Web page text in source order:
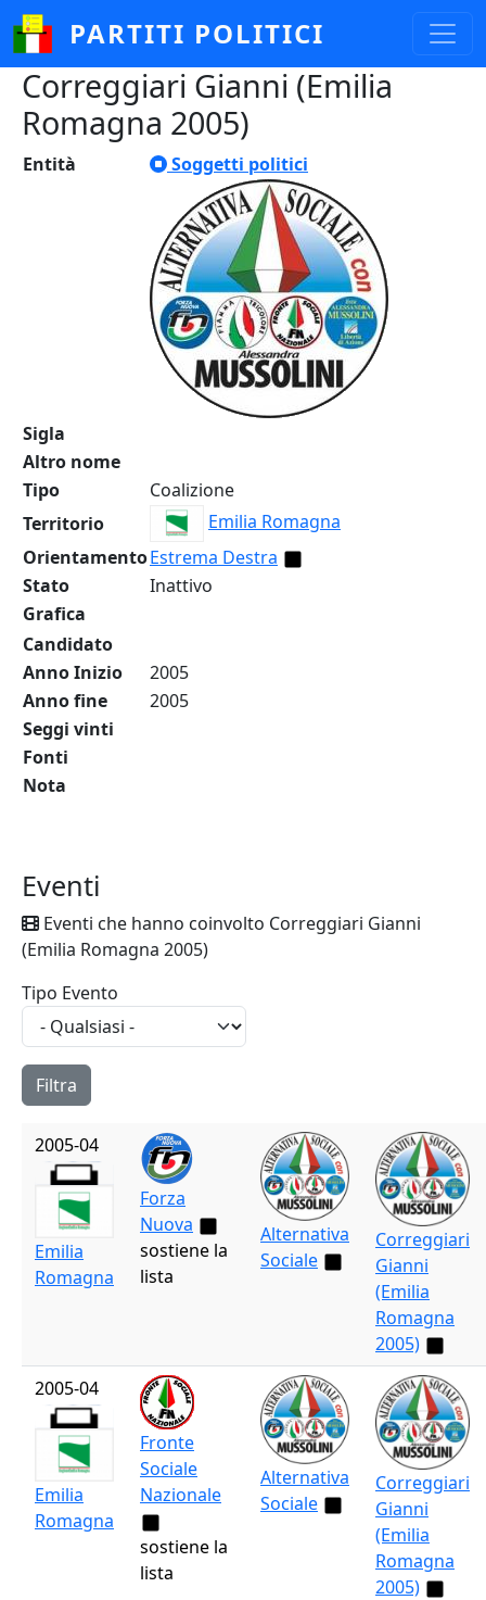
Salta al contenuto principale
PARTITI POLITICI
Correggiari Gianni (Emilia
Romagna 2005)
Entità Soggetti politici
Sigla
Altro nome
Tipo
Coalizione
Territorio
Emilia Romagna
OrientamentoEstrema Destra
Stato
Inattivo
Grafica
Candidato
Anno Inizio
2005
Anno fine
2005
Seggi vinti
Fonti
Nota
Eventi
Eventi che hanno coinvolto Correggiari Gianni
(Emilia Romagna 2005)
Tipo Evento
2005-04
Emilia
Romagna
Forza
Nuova
sostiene la
lista
Alternativa
Sociale
Correggiari
Gianni
(Emilia
Romagna
2005)
2005-04
Emilia
Romagna
Fronte
Sociale
Nazionale
sostiene la
lista
Alternativa
Sociale
Correggiari
Gianni
(Emilia
Romagna
2005)